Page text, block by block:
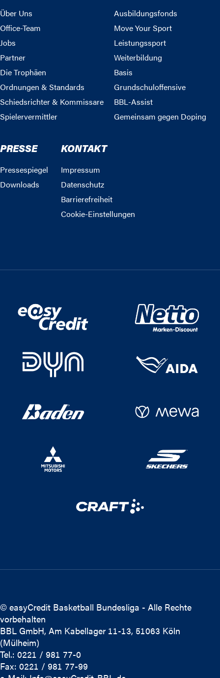
Über Uns
Office-Team
Jobs
Partner
Die Trophäen
Ordnungen & Standards
Schiedsrichter & Kommissare
Spielervermittler
Ausbildungsfonds
Move Your Sport
Leistungssport
Weiterbildung
Basis
Grundschuloffensive
BBL-Assist
Gemeinsam gegen Doping
PRESSE
Pressespiegel
Downloads
KONTAKT
Impressum
Datenschutz
Barrierefreiheit
Cookie-Einstellungen
© easyCredit Basketball Bundesliga - Alle Rechte
vorbehalten
BBL GmbH, Am Kabellager 11-13, 51063 Köln
(Mülheim)
Tel.: 0221 / 981 77-0
Fax: 0221 / 981 77-99